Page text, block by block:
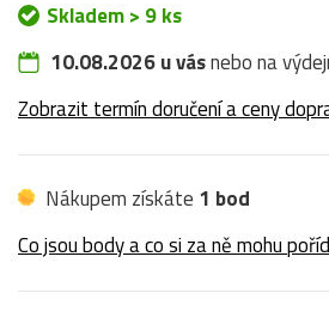
Skladem > 9 ks
10.08.2026 u vásnebo na
Zobrazit termín doručení a ceny
Nákupem získáte 1 bod
Co jsou body a co si za ně mohu